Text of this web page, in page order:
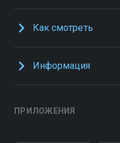
Как смотреть
Информация
ПРИЛОЖЕНИЯ